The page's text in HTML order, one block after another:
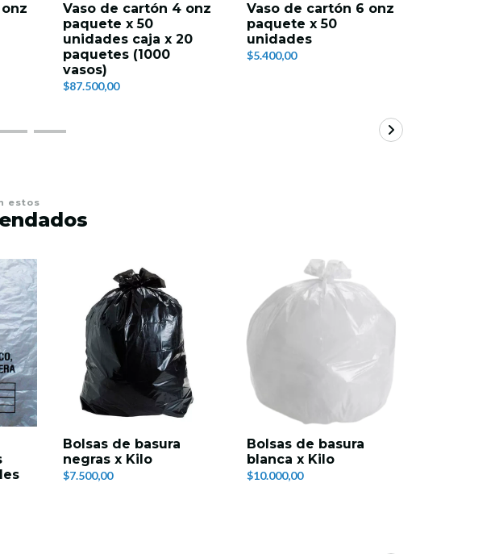
Vaso de cartón 4 onz
paquete x 50
unidades caja x 20
paquetes (1000
vasos)
$87.500,00
Vaso de cartón 6 onz
paquete x 50
unidades
$5.400,00
estos
Bolsas de basura
negras x Kilo
$7.500,00
Bolsas de basura
blanca x Kilo
$10.000,00